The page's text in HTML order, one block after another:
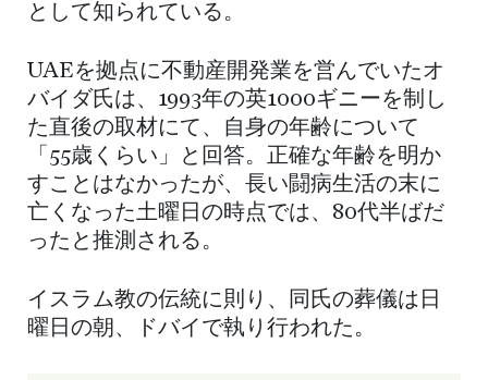
として知られている。
UAEを拠点に不動産開発業を営んでいたオ
バイダ氏は、1993年の英1000ギニーを制し
た直後の取材にて、自身の年齢について
「55歳くらい」と回答。正確な年齢を明か
すことはなかったが、長い闘病生活の末に
亡くなった土曜日の時点では、80代半ばだ
ったと推測される。
イスラム教の伝統に則り、同氏の葬儀は日
曜日の朝、ドバイで執り行われた。